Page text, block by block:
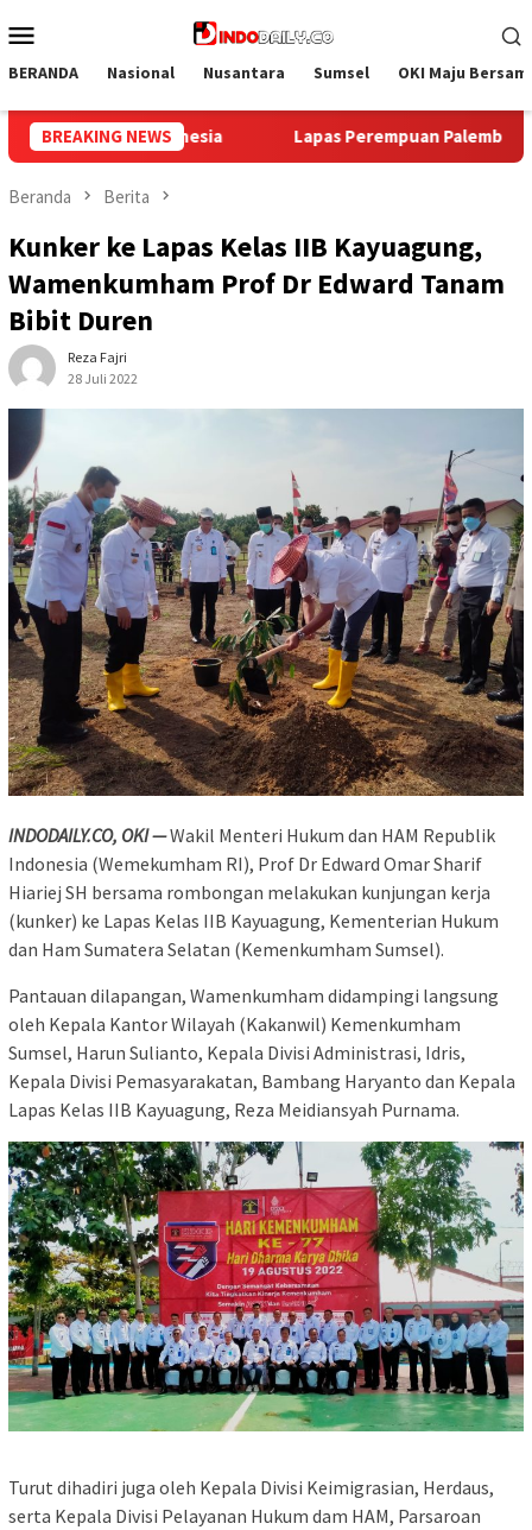
ke
Mobile
BERANDA Nasional Nusantara Sumsel OKI Maju
BREAKING NEWS
Palembang Gelar Aksi Bersih Kemerdekaan, Kobarkan
Beranda Berita
Kunker ke Lapas Kelas IIB Kayuagung,
Wamenkumham Prof Dr Edward Tanam
Bibit Duren
Reza Fajri
28 Juli 2022
INDODAILY.CO, OKI —Wakil Menteri Hukum dan HAM Republik
Indonesia (Wemekumham RI), Prof Dr Edward Omar Sharif
Hiariej SH bersama rombongan melakukan kunjungan kerja
(kunker) ke Lapas Kelas IIB Kayuagung, Kementerian Hukum
dan Ham Sumatera Selatan (Kemenkumham Sumsel).
Pantauan dilapangan, Wamenkumham didampingi langsung
oleh Kepala Kantor Wilayah (Kakanwil) Kemenkumham
Sumsel, Harun Sulianto, Kepala Divisi Administrasi, Idris,
Kepala Divisi Pemasyarakatan, Bambang Haryanto dan Kepala
Lapas Kelas IIB Kayuagung, Reza Meidiansyah Purnama.
Turut dihadiri juga oleh Kepala Divisi Keimigrasian, Herdaus,
serta Kepala Divisi Pelayanan Hukum dam HAM, Parsaroan